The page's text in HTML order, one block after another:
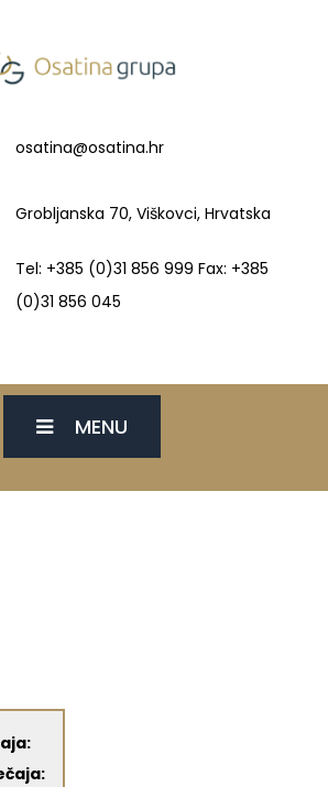
osatina@osatina.hr
Grobljanska 70, Viškovci, Hrvatska
Tel: +385 (0)31 856 999 Fax: +385
(0)31 856 045
MENU